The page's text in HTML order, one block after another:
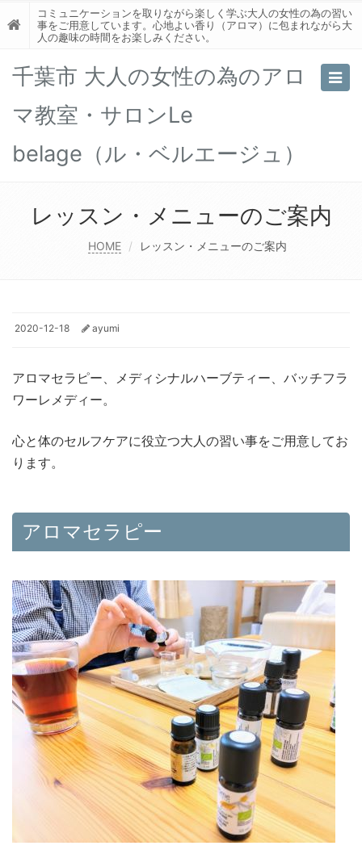
コミュニケーションを取りながら楽しく学ぶ大人の女性の為の習い
事をご用意しています。心地よい香り（アロマ）に包まれながら大
人の趣味の時間をお楽しみください。
千葉市 大人の女性の為のアロ
マ教室・サロンLe
belage（ル・ベルエージュ）
レッスン・メニューのご案内
HOME レッスン・メニューのご案内
2020-12-18 ayumi
アロマセラピー、メディシナルハーブティー、バッチフラ
ワーレメディー。
心と体のセルフケアに役立つ大人の習い事をご用意してお
ります。
アロマセラピー